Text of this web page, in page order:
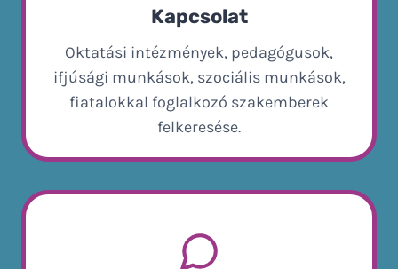
Kapcsolat
Oktatási intézmények, pedagógusok,
ifjúsági munkások, szociális munkások,
fiatalokkal foglalkozó szakemberek
felkeresése.